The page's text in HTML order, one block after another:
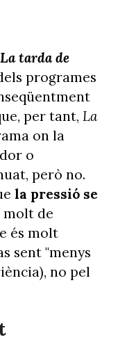
La tarda de
programes
per tant, La
on la
o
però no.
la pressió se
molt de
és molt
sent "menys
no pel